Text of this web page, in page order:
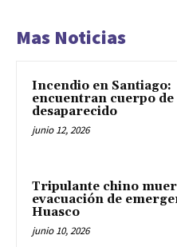
Mas Noticias
Incendio en Santiago:
encuentran cuerpo
desaparecido
junio 12, 2026
Tripulante chino
evacuación de
Huasco
junio 10, 2026